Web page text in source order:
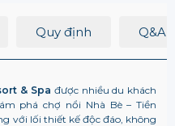
Quy định Q&A
& Spa được nhiều du khách
phá chợ nổi Nhà Bè – Tiền
với lối thiết kế độc đáo, không